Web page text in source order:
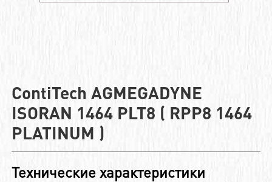
ContiTech AGMEGADYNE
ISORAN 1464 PLT8 ( RPP8 1464
PLATINUM )
Технические характеристики